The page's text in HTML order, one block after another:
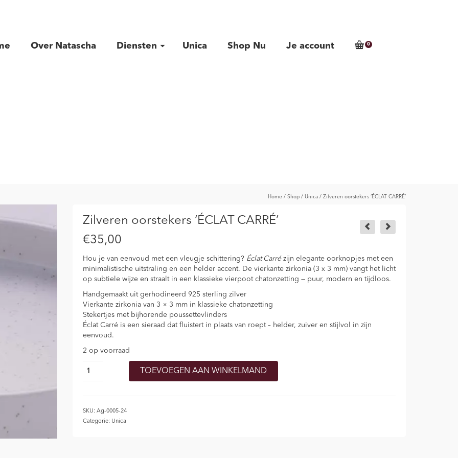
Over Natascha Diensten Unica Shop Nu Je account 0
Home / Shop / Unica / Zilveren oorstekers ‘ÉCLAT CARRÉ’
Zilveren oorstekers ‘ÉCLAT CARRÉ’
€35,00
Hou je van eenvoud met een vleugje schittering? Éclat Carrézijn elegante oorknopjes met een
minimalistische uitstraling en een helder accent. De vierkante zirkonia (3 x 3 mm) vangt het licht
op subtiele wijze en straalt in een klassieke vierpoot chatonzetting — puur, modern en tijdloos.
Handgemaakt uit gerhodineerd 925 sterling zilver
Vierkante zirkonia van 3 × 3 mm in klassieke chatonzetting
Stekertjes met bijhorende poussettevlinders
Éclat Carré is een sieraad dat fluistert in plaats van roept – helder, zuiver en stijlvol in zijn
eenvoud.
2 op voorraad
TOEVOEGEN AAN WINKELMAND
SKU: Ag-0005-24
Categorie: Unica